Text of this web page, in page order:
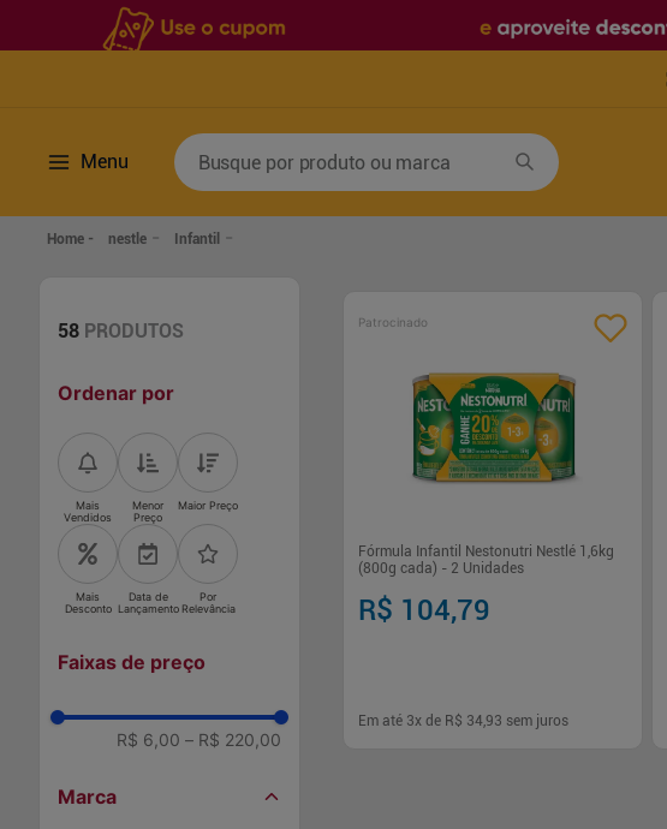
Menu
Busque por produto ou marca
nestle Infantil
58 PRODUTOS
Ordenar por
Mais
Vendidos
Menor
Preço
Maior Preço
Mais
Desconto
Data de
Lançamento
Por
Relevância
Faixas de preço
R$ 6,00 – R$ 220,00
Marca
Patrocinado
Fórmula Infantil Nestonutri Nestlé 1,6kg
(800g cada) - 2 Unidades
R$ 104,79
Em até 3x de R$ 34,93 sem juros
Termos mais buscados
lenco umedecido
º
7
fralda xg
shampoo